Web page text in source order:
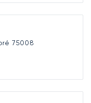
75008